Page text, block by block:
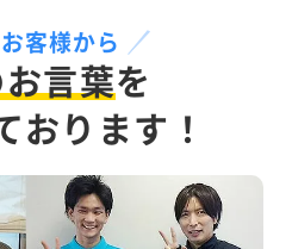
客様から
言葉を
おります！